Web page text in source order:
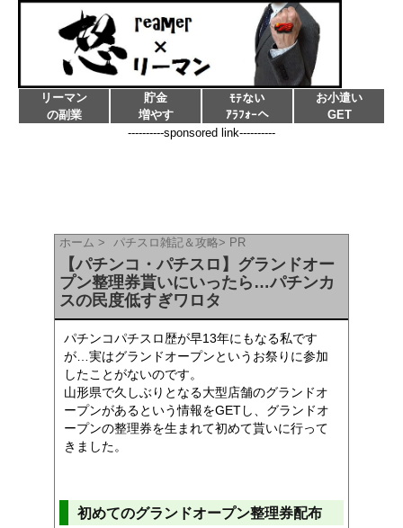
リーマン
の副業
貯金
増やす
ﾓﾃない
ｱﾗﾌｫｰへ
お小遣い
GET
----------sponsored link----------
ホーム > パチスロ雑記＆攻略> PR
【パチンコ・パチスロ】グランドオー
プン整理券貰いにいったら…パチンカ
スの民度低すぎワロタ
パチンコパチスロ歴が早13年にもなる私です
が…実はグランドオープンというお祭りに参加
したことがないのです。
山形県で久しぶりとなる大型店舗のグランドオ
ープンがあるという情報をGETし、グランドオ
ープンの整理券を生まれて初めて貰いに行って
きました。
初めてのグランドオープン整理券配布